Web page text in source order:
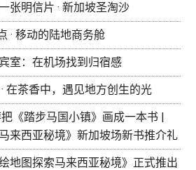
张明信片 · 新加坡圣淘沙
· 移动的陆地商务舱
室：在机场找到归宿感
在茶香中，遇见地方创生的光
《踏步马国小镇》画成一本书 |
来西亚秘境》新加坡场新书推介礼
地图探索马来西亚秘境》正式推出